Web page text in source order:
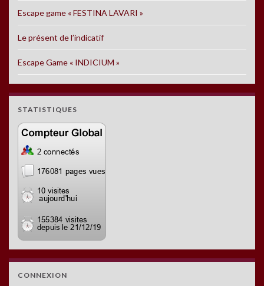
Escape game « FESTINA LAVARI »
Le présent de l’indicatif
Escape Game « INDICIUM »
STATISTIQUES
CONNEXION